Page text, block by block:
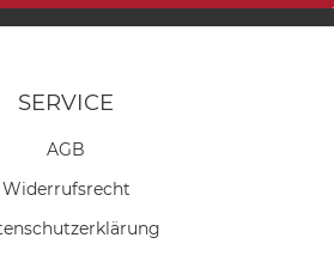
SERVICE
AGB
Widerrufs­recht